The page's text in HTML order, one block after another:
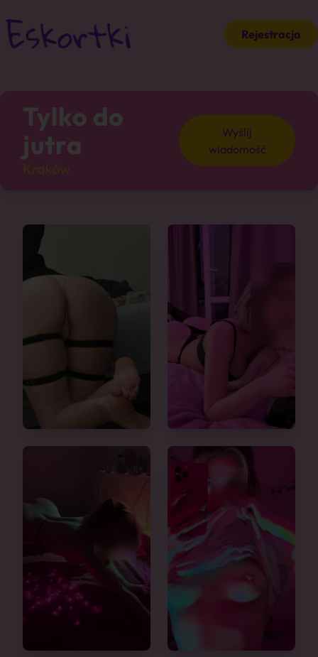
Rejestracja
Tylko do
jutra
Wyślij
wiadomość